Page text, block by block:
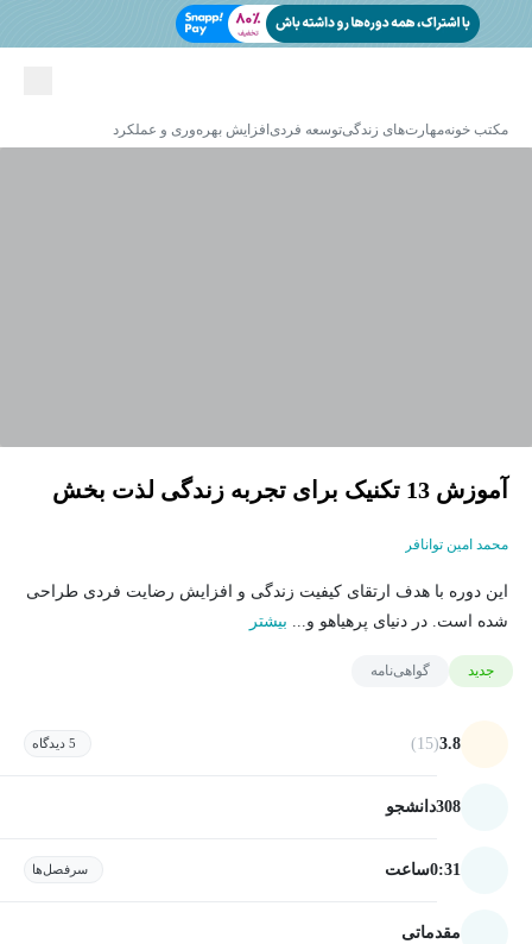
مکتب خونهمهارت‌های زندگیتوسعه فردی افزایش بهره‌وری و عملکرد
آموزش 13 تکنیک برای تجربه زندگی لذت بخش
محمد امین توانافر
این دوره با هدف ارتقای کیفیت زندگی و افزایش رضایت فردی طراحی
شده است. در دنیای پرهیاهو و... بیشتر
جدید گواهی‌نامه
3.8
(15) 5 دیدگاه
308دانشجو
0:31ساعت سرفصل‌ها
مقدماتی